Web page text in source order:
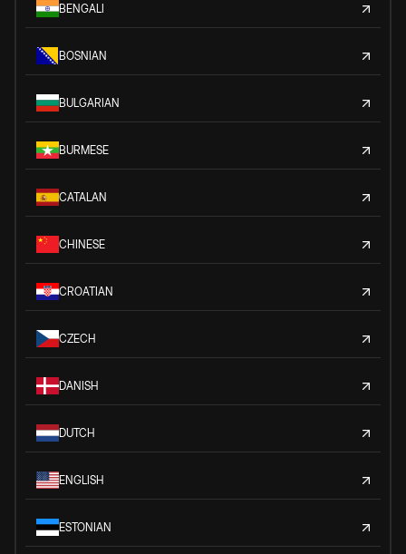
BENGALI
BOSNIAN
BULGARIAN
BURMESE
CATALAN
CHINESE
CROATIAN
CZECH
DANISH
DUTCH
ENGLISH
ESTONIAN